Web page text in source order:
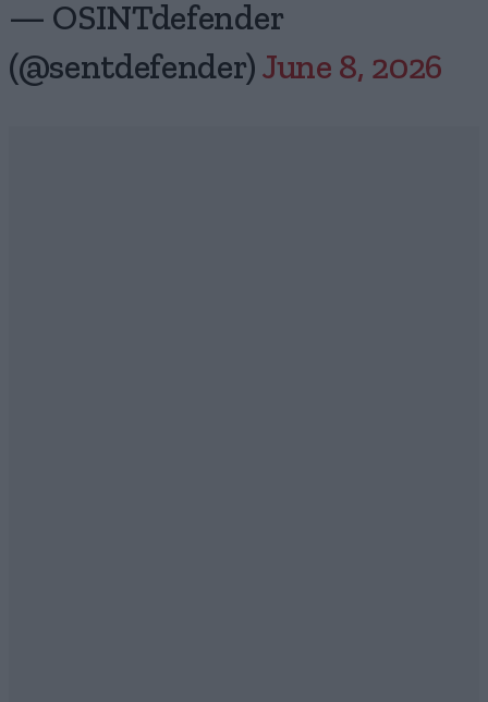
— OSINTdefender
(@sentdefender) June 8, 2026